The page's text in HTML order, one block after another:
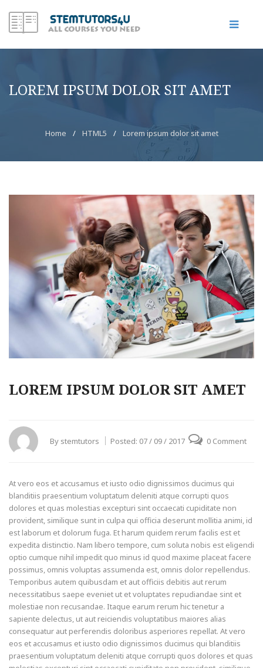
LOREM IPSUM DOLOR SIT AMET
Home / HTML5 / Lorem ipsum dolor sit amet
LOREM IPSUM DOLOR SIT AMET
By stemtutors Posted: 07 / 09 / 2017 0 Comment
At vero eos et accusamus et iusto odio dignissimos ducimus qui
blanditiis praesentium voluptatum deleniti atque corrupti quos
dolores et quas molestias excepturi sint occaecati cupiditate non
provident, similique sunt in culpa qui officia deserunt mollitia animi, id
est laborum et dolorum fuga. Et harum quidem rerum facilis est et
expedita distinctio. Nam libero tempore, cum soluta nobis est eligendi
optio cumque nihil impedit quo minus id quod maxime placeat facere
possimus, omnis voluptas assumenda est, omnis dolor repellendus.
Temporibus autem quibusdam et aut officiis debitis aut rerum
necessitatibus saepe eveniet ut et voluptates repudiandae sint et
molestiae non recusandae. Itaque earum rerum hic tenetur a
sapiente delectus, ut aut reiciendis voluptatibus maiores alias
consequatur aut perferendis doloribus asperiores repellat. At vero
eos et accusamus et iusto odio dignissimos ducimus qui blanditiis
praesentium voluptatum deleniti atque corrupti quos dolores et quas